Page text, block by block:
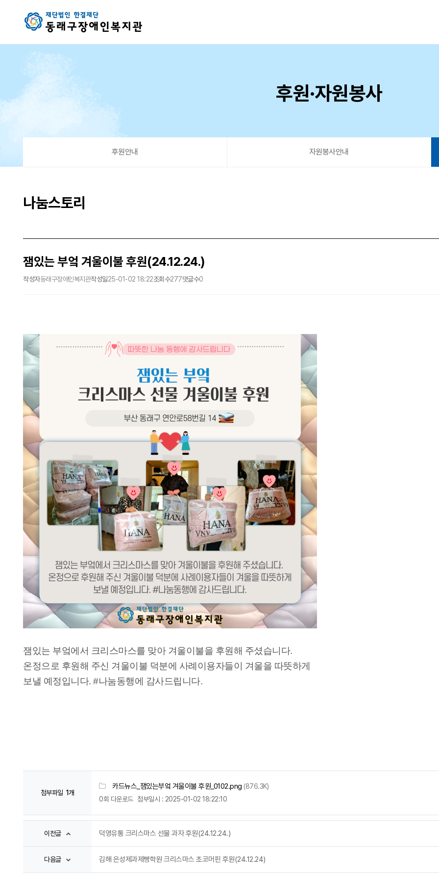
후원·자원봉사
후원안내 자원봉사안내
나눔스토리
잼있는 부엌 겨울이불 후원(24.12.24.)
작성자동래구장애인복지관작성일25-01-02 18:22조회수277댓글수0
잼있는 부엌에서 크리스마스를 맞아 겨울이불을 후원해 주셨습니다.
온정으로 후원해 주신 겨울이불 덕분에 사례이용자들이 겨울을 따뜻하게
보낼 예정입니다. #나눔동행에 감사드립니다.
첨부파일 1개
카드뉴스_잼있는부엌 겨울이불 후원_0102.png (876.3K)
0회 다운로드 첨부일시 : 2025-01-02 18:22:10
이전글 덕영유통 크리스마스 선물 과자 후원(24.12.24.)
다음글 김해 은성제과제빵학원 크리스마스 초코머핀 후원(24.12.24)